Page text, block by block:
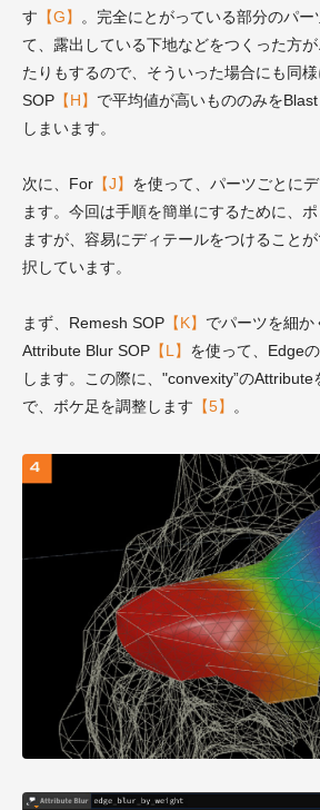
す 【G】 。完全にとがっている部分のパー
て、露出している下地などをつくった方
たりもするので、そういった場合にも同
SOP 【H】 で平均値が高いもののみを
しまいます。
次に、For 【J】 を使って、パーツごとに
ます。今回は手順を簡単にするために、
ますが、容易にディテールをつけること
択しています。
まず、Remesh SOP 【K】 でパーツを細か
Attribute Blur SOP 【L】 を使って、Edge
します。この際に、"convexity”のAttribute
で、ボケ足を調整します 【5】 。